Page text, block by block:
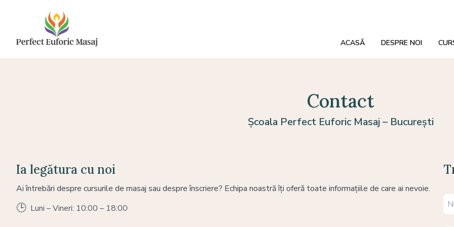
ACASĂ DESPRE NOI
Contact
Școala Perfect Euforic Masaj – București
Ia legătura cu noi
Ai întrebări despre cursurile de masaj sau despre înscriere? Echipa noastră îți oferă toate informațiile de care ai nevoie.
🕒 Luni – Vineri: 10:00 – 18:00